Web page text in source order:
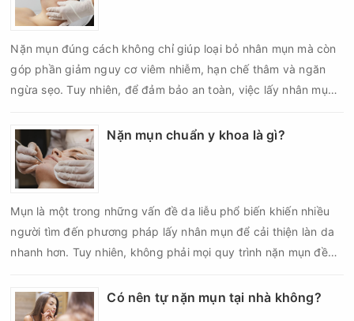
mà còn góp phần giảm nguy cơ tái phát mụn và hạn chế các
biến chứng về sau.
Nặn mụn đúng cách không chỉ giúp loại bỏ nhân mụn mà còn
góp phần giảm nguy cơ viêm nhiễm, hạn chế thâm và ngăn
ngừa sẹo. Tuy nhiên, để đảm bảo an toàn, việc lấy nhân mụn
đủ các bước vô khuẩn và chăm sóc sau điều trị.
Nặn mụn chuẩn y khoa là gì?
Mụn là một trong những vấn đề da liễu phổ biến khiến nhiều
người tìm đến phương pháp lấy nhân mụn để cải thiện làn da
nhanh hơn. Tuy nhiên, không phải mọi quy trình nặn mụn đều
sai kỹ thuật hoặc lấy nhân mụn không đúng thời điểm, làn da
có thể đối mặt với nguy cơ viêm nhiễm, thâm sau mụn và thậm
Có nên tự nặn mụn tại nhà không?